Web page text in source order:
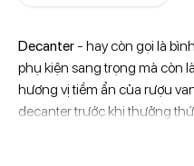
Decanter- hay còn gọi là
phụ kiện sang trọng mà còn
hương vị tiềm ẩn của rượu
decanter trước khi thưởng